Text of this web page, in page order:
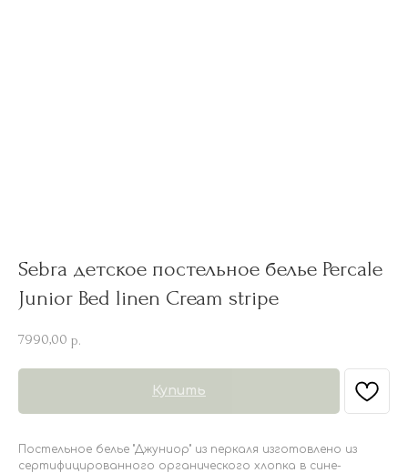
Sebra детское постельное белье Percale
Junior Bed linen Cream stripe
7990,00 р.
Купить
Постельное белье "Джуниор" из перкаля изготовлено из
сертифицированного органического хлопка в сине-